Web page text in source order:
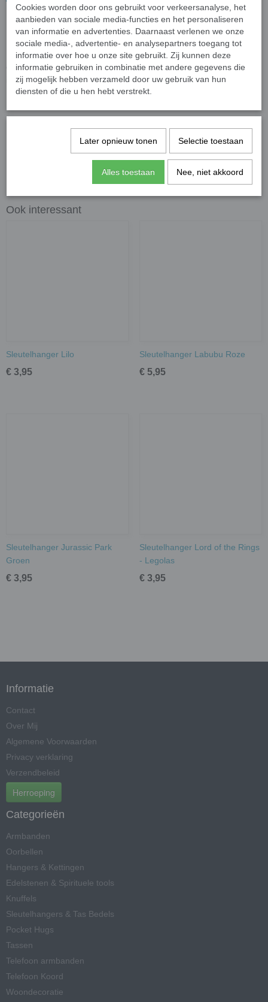
Sleutelhanger Rugrats - Chuckie Finster
Ratjetoe is de Nederlandse titel van de Amerikaanse animatieserie
Rugrats.
Chuckie Finster is het minst dapper. Hij is bang voor alles en
iedereen. Dicky is twee jaar oud.
Materiaal sleutelahnger: PVC met metaal.
Productcode leverancier Gifts2Give1
Save
Ook interessant
Sleutelhanger Lilo
€ 3,95
Sleutelhanger Labubu Roze
€ 5,95
Sleutelhanger Jurassic Park
Groen
€ 3,95
Sleutelhanger Lord of the Rings
- Legolas
€ 3,95
Informatie
Contact
Over Mij
Algemene Voorwaarden
Privacy verklaring
Verzendbeleid
Herroeping
Categorieën
Armbanden
Oorbellen
Hangers & Kettingen
Edelstenen & Spirituele tools
Knuffels
Sleutelhangers & Tas Bedels
Pocket Hugs
Tassen
Telefoon armbanden
Telefoon Koord
Woondecoratie
Cookies worden door ons gebruikt voor verkeersanalyse, het
aanbieden van sociale media-functies en het personaliseren
van informatie en advertenties. Daarnaast verlenen we onze
sociale media-, advertentie- en analysepartners toegang tot
informatie over hoe u onze site gebruikt. Zij kunnen deze
informatie gebruiken in combinatie met andere gegevens die
zij mogelijk hebben verzameld door uw gebruik van hun
diensten of die u hen hebt verstrekt.
Later opnieuw tonen Selectie toestaan
Alles toestaan Nee, niet akkoord